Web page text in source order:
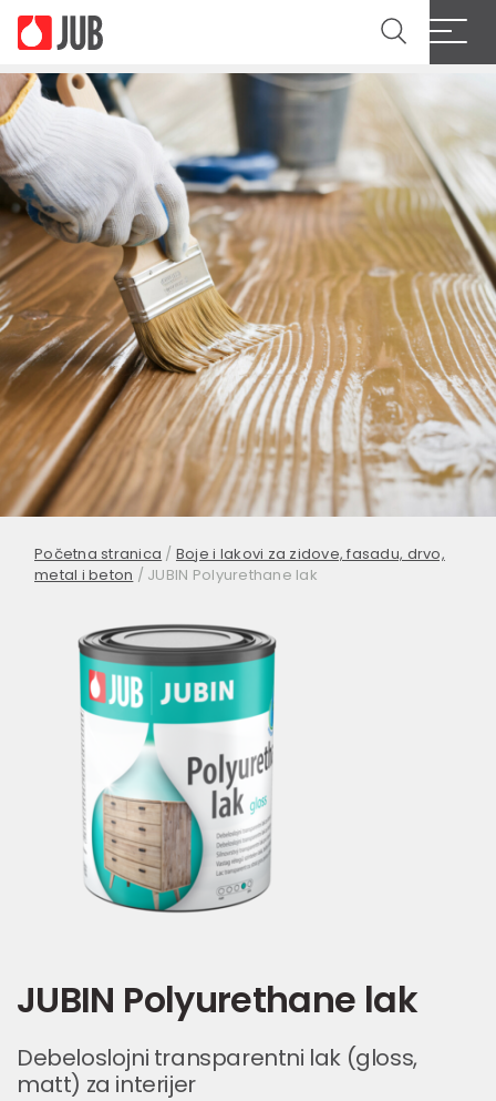
Početna stranica / Boje i lakovi za zidove, fasadu, drvo,
metal i beton / JUBIN Polyurethane lak
JUBIN Polyurethane lak
Debeloslojni transparentni lak (gloss,
matt) za interijer